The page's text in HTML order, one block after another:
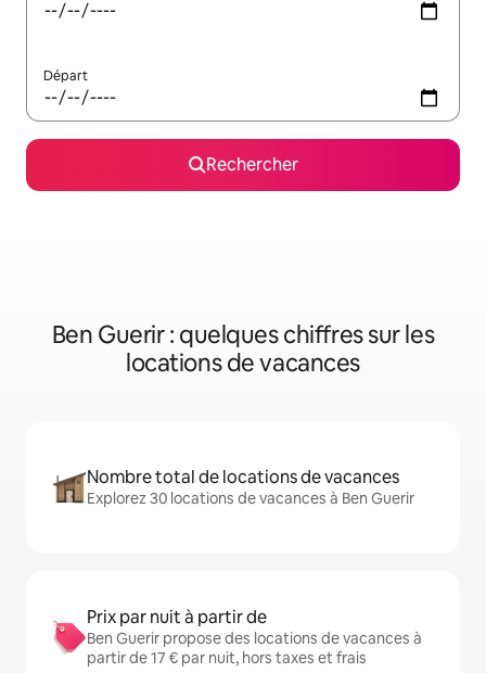
Départ
Rechercher
Ben Guerir : quelques chiffres sur les
locations de vacances
Nombre total de locations de vacances
Explorez 30 locations de vacances à Ben Guerir
Prix par nuit à partir de
Ben Guerir propose des locations de vacances à
partir de 17 € par nuit, hors taxes et frais